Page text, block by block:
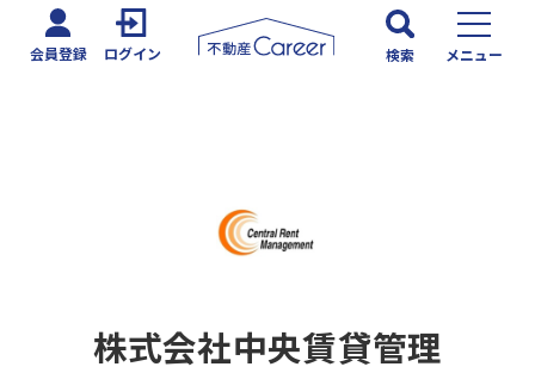
会員登録 ログイン 検索 メニュー
株式会社中央賃貸管理